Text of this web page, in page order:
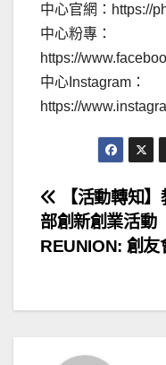
中心官網：https://
中心粉專：
https://
中心Instagram：
https://
文
章
覽
【活動轉知】
部創新創業活動
REUNION: 創友